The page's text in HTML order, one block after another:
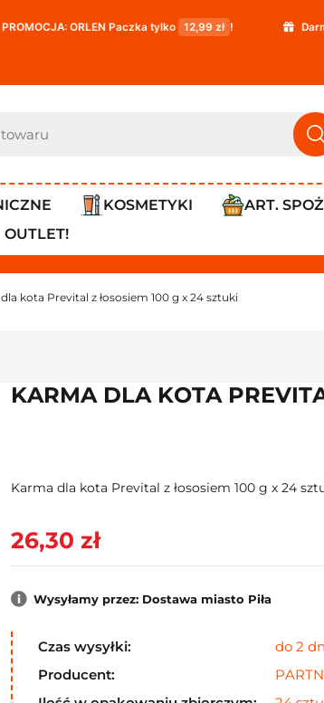
ORLEN Paczka tylko 12,99 zł !
KOSMETYKI ART.
OUTLET!
kota Prevital z łososiem 100 g x 24 sztuki
KARMA DLA KOTA
Karma dla kota Prevital z łososiem 100 g x 24
26,30 zł
Wysyłamy przez: Dostawa miasto Piła
Czas wysyłki:
do 2
Producent: